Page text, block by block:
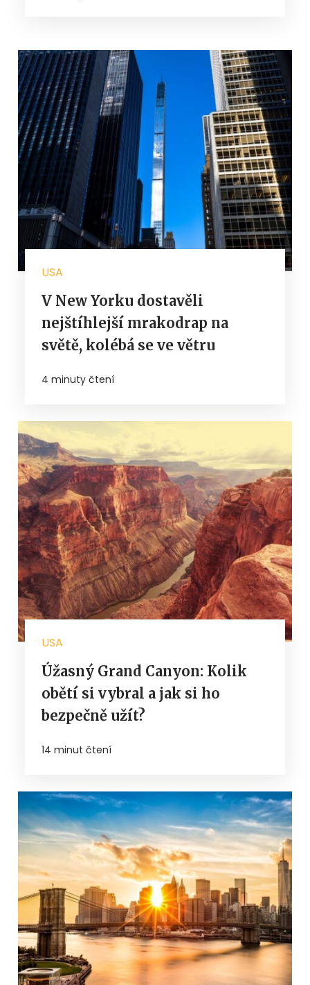
USA
V New Yorku dostavěli
nejštíhlejší mrakodrap na
světě, kolébá se ve větru
4 minuty čtení
USA
Úžasný Grand Canyon: Kolik
obětí si vybral a jak si ho
bezpečně užít?
14 minut čtení